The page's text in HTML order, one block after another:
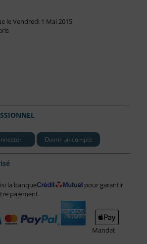
le Vendredi 1 Mai 2015
Ouvrir un compte
la banque
pour garantir
paiement.
Mandat